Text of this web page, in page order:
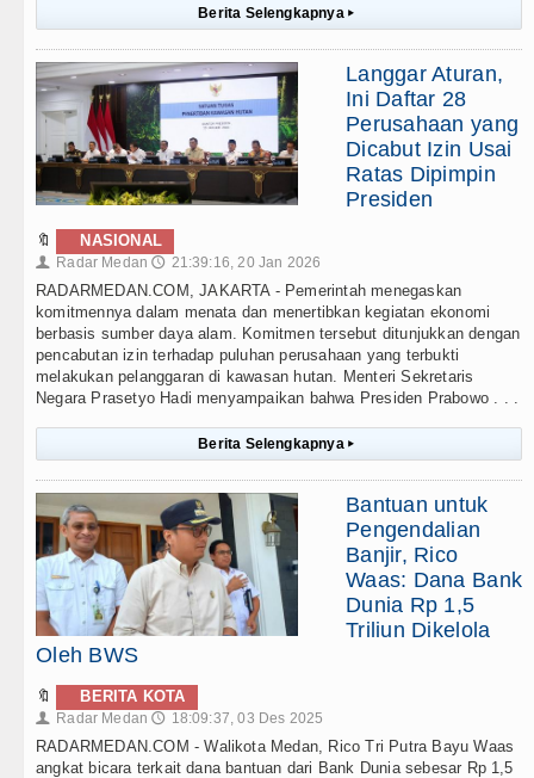
Berita Selengkapnya ▸
Langgar Aturan,
Ini Daftar 28
Perusahaan yang
Dicabut Izin Usai
Ratas Dipimpin
Presiden
🔖 NASIONAL
👤 Radar Medan 🕔 21:39:16, 20 Jan 2026
RADARMEDAN.COM, JAKARTA - Pemerintah menegaskan
komitmennya dalam menata dan menertibkan kegiatan ekonomi
berbasis sumber daya alam. Komitmen tersebut ditunjukkan dengan
pencabutan izin terhadap puluhan perusahaan yang terbukti
melakukan pelanggaran di kawasan hutan. Menteri Sekretaris
Negara Prasetyo Hadi menyampaikan bahwa Presiden Prabowo . . .
Berita Selengkapnya ▸
Bantuan untuk
Pengendalian
Banjir, Rico
Waas: Dana Bank
Dunia Rp 1,5
Triliun Dikelola
Oleh BWS
🔖 BERITA KOTA
👤 Radar Medan 🕔 18:09:37, 03 Des 2025
RADARMEDAN.COM - Walikota Medan, Rico Tri Putra Bayu Waas
angkat bicara terkait dana bantuan dari Bank Dunia sebesar Rp 1,5